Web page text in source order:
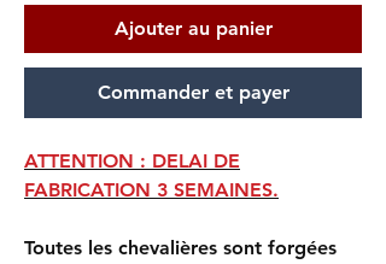
Ajouter au panier
Commander et payer
ATTENTION : DELAI DE
FABRICATION 3 SEMAINES.
Toutes les chevalières sont forgées